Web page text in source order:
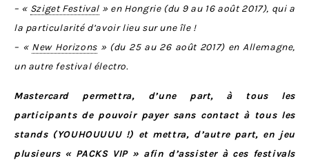
– « Sziget Festival » en Hongrie (du 9 au 16 août 2017), qui a
la particularité d’avoir lieu sur une île !
– « New Horizons» (du 25 au 26 août 2017) en Allemagne,
un autre festival électro.
Mastercard permettra, d’une part,
à tous les
participants de pouvoir payer sans contact à tous les
stands (YOUHOUUUU !) et mettra, d’autre part, en jeu
plusieurs « PACKS VIP » afin d’assister à ces festivals